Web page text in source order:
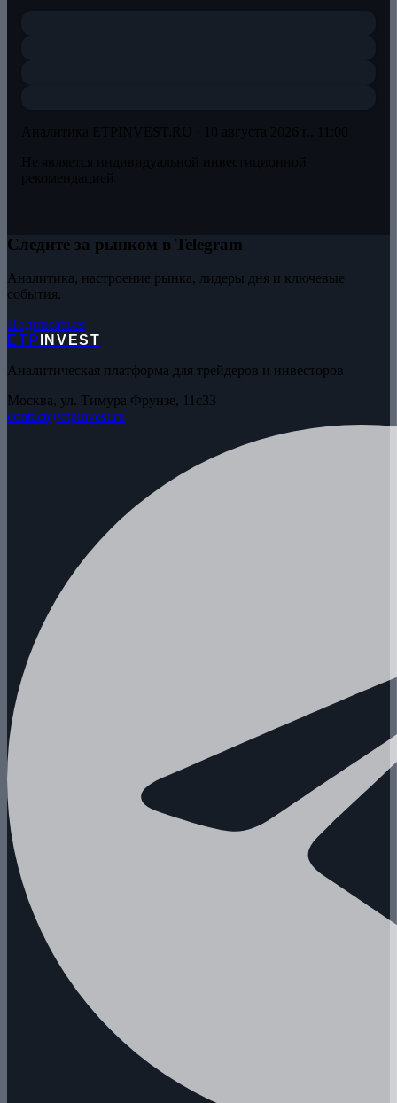
Следите за рынком в Telegram
Аналитика, настроение рынка, лидеры дня и ключевые
события.
Подписаться
ETP
INVEST
Аналитическая платформа для трейдеров и инвесторов
Москва, ул. Тимура Фрунзе, 11с33
contact@etpinvest.ru